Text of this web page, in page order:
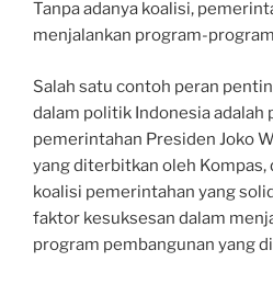
Tanpa adanya koalisi,
menjalankan program-
Salah satu contoh peran
dalam politik Indonesia adalah
pemerintahan Presiden Joko
yang diterbitkan oleh Kompas,
koalisi pemerintahan yang
faktor kesuksesan dalam
program pembangunan yang